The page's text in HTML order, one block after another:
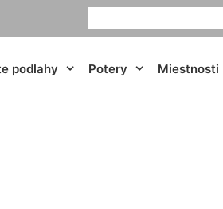
podlahy Potery Miestnosti